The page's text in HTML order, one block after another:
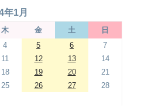
年1月
木 金 土
日
4 5 6
7
11 12 13
14
18 19 20
21
25 26 27
28